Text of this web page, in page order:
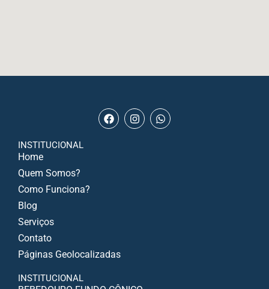
INSTITUCIONAL
Home
Quem Somos?
Como Funciona?
Blog
Serviços
Contato
Páginas Geolocalizadas
INSTITUCIONAL